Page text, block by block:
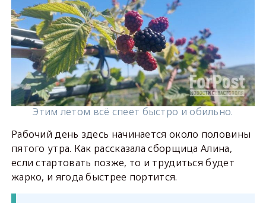
Этим летом всё спеет быстро и обильно.
Рабочий день здесь начинается около половины
пятого утра. Как рассказала сборщица Алина,
если стартовать позже, то и трудиться будет
жарко, и ягода быстрее портится.